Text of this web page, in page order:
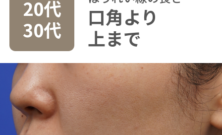
20代
30代
口角より
上まで